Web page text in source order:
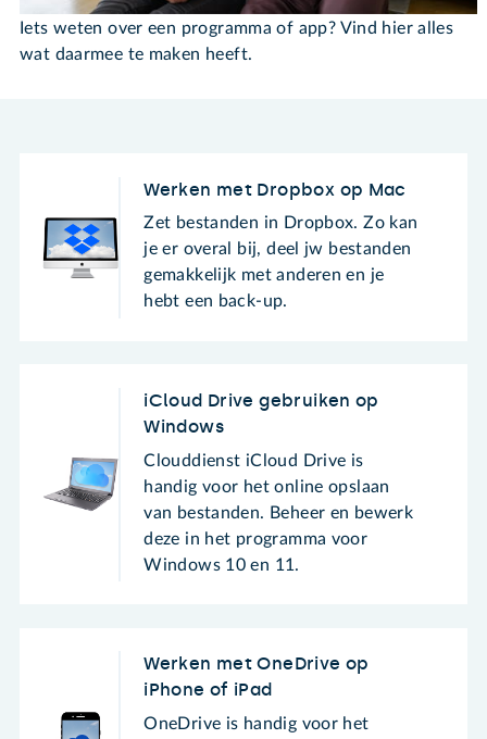
Iets weten over een programma of app? Vind hier alles
wat daarmee te maken heeft.
Werken met Dropbox op Mac
Zet bestanden in Dropbox. Zo kan
je er overal bij, deel jw bestanden
gemakkelijk met anderen en je
hebt een back-up.
iCloud Drive gebruiken op
Windows
Clouddienst iCloud Drive is
handig voor het online opslaan
van bestanden. Beheer en bewerk
deze in het programma voor
Windows 10 en 11.
Werken met OneDrive op
iPhone of iPad
OneDrive is handig voor het